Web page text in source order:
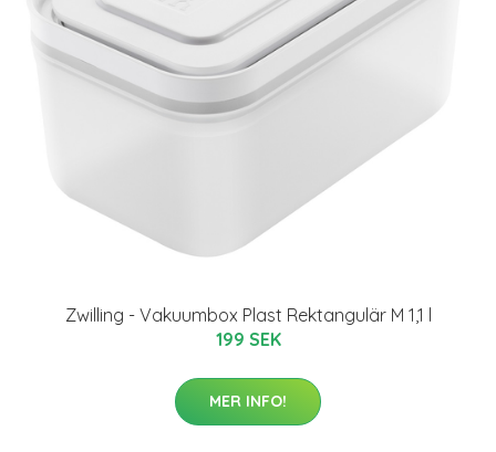
Zwilling - Vakuumbox Plast Rektangulär M 1,1 l
199 SEK
MER INFO!